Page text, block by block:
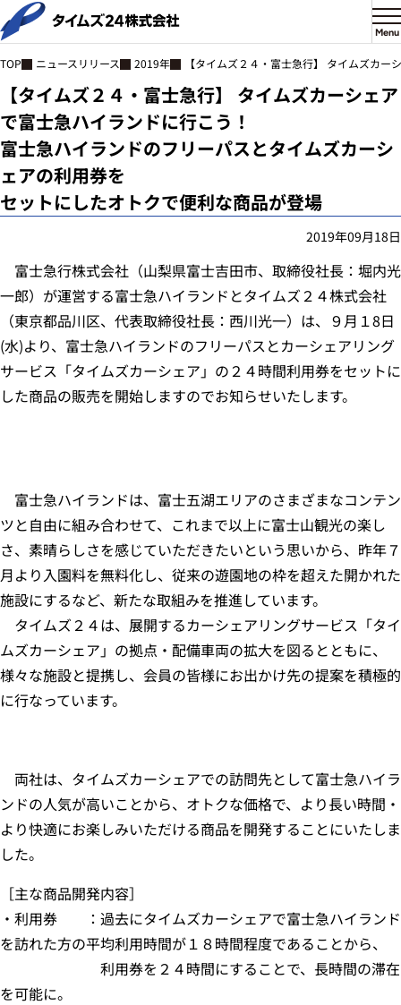
Menu
TOP ニュースリリース 2019年 【タイムズ２４・富士急行】 タイムズカ
【タイムズ２４・富士急行】 タイムズカーシェア
で富士急ハイランドに行こう！
富士急ハイランドのフリーパスとタイムズカーシ
ェアの利用券を
セットにしたオトクで便利な商品が登場
2019年09月18日
富士急行株式会社（山梨県富士吉田市、取締役社長：堀内光
一郎）が運営する富士急ハイランドとタイムズ２４株式会社
（東京都品川区、代表取締役社長：西川光一）は、９月１8日
(水)より、富士急ハイランドのフリーパスとカーシェアリング
サービス「タイムズカーシェア」の２４時間利用券をセットに
した商品の販売を開始しますのでお知らせいたします。
富士急ハイランドは、富士五湖エリアのさまざまなコンテン
ツと自由に組み合わせて、これまで以上に富士山観光の楽し
さ、素晴らしさを感じていただきたいという思いから、昨年７
月より入園料を無料化し、従来の遊園地の枠を超えた開かれた
施設にするなど、新たな取組みを推進しています。
タイムズ２４は、展開するカーシェアリングサービス「タイ
ムズカーシェア」の拠点・配備車両の拡大を図るとともに、
様々な施設と提携し、会員の皆様にお出かけ先の提案を積極的
に行なっています。
両社は、タイムズカーシェアでの訪問先として富士急ハイラ
ンドの人気が高いことから、オトクな価格で、より長い時間・
より快適にお楽しみいただける商品を開発することにいたしま
した。
［主な商品開発内容］
・利用券 ：過去にタイムズカーシェアで富士急ハイランド
を訪れた方の平均利用時間が１８時間程度であることから、
利用券を２４時間にすることで、長時間の滞在
を可能に。